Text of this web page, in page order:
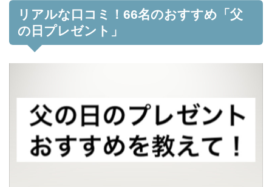
リアルな口コミ！66名のおすすめ「父
の日プレゼント」